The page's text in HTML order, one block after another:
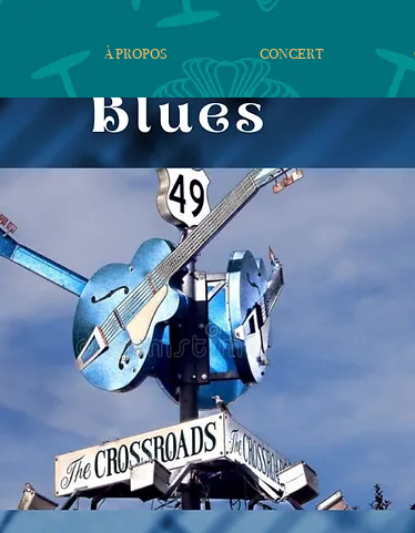
À PROPOS CONCERT